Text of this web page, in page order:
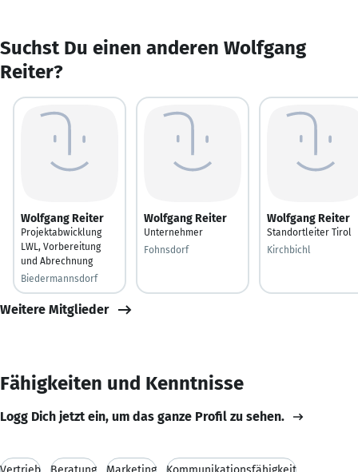
Suchst Du einen anderen Wolfgang
Reiter?
Wolfgang Reiter
Projektabwicklung
LWL, Vorbereitung
und Abrechnung
Biedermannsdorf
Wolfgang Reiter
Unternehmer
Fohnsdorf
Wolfgang Reiter
Standortleiter Tirol
Kirchbichl
Weitere Mitglieder
Fähigkeiten und Kenntnisse
Logg Dich jetzt ein, um das ganze Profil zu sehen.